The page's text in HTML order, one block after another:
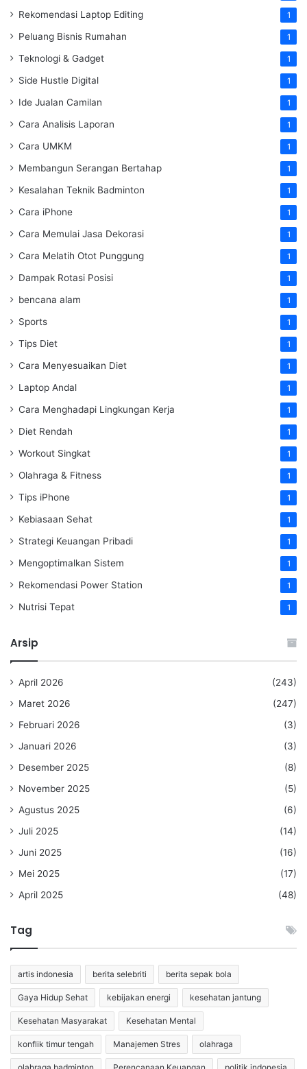
Rekomendasi Laptop Editing 1
Peluang Bisnis Rumahan 1
Teknologi & Gadget 1
Side Hustle Digital 1
Ide Jualan Camilan 1
Cara Analisis Laporan 1
Cara UMKM 1
Membangun Serangan Bertahap 1
Kesalahan Teknik Badminton 1
Cara iPhone 1
Cara Memulai Jasa Dekorasi 1
Cara Melatih Otot Punggung 1
Dampak Rotasi Posisi 1
bencana alam 1
Sports 1
Tips Diet 1
Cara Menyesuaikan Diet 1
Laptop Andal 1
Cara Menghadapi Lingkungan Kerja 1
Diet Rendah 1
Workout Singkat 1
Olahraga & Fitness 1
Tips iPhone 1
Kebiasaan Sehat 1
Strategi Keuangan Pribadi 1
Mengoptimalkan Sistem 1
Rekomendasi Power Station 1
Nutrisi Tepat 1
Arsip
April 2026
(243)
Maret 2026
(247)
Februari 2026
(3)
Januari 2026
(3)
Desember 2025
(8)
November 2025
(5)
Agustus 2025
(6)
Juli 2025
(14)
Juni 2025
(16)
Mei 2025
(17)
April 2025
(48)
Tag
artis indonesia berita selebriti berita sepak bola
Gaya Hidup Sehat kebijakan energi kesehatan jantung
Kesehatan Masyarakat Kesehatan Mental
konflik timur tengah Manajemen Stres olahraga